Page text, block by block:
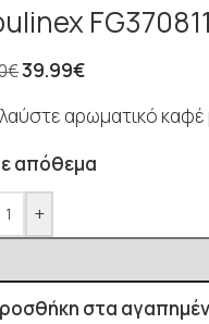
€39.99€
αρωματικό καφέ
απόθεμα
+
στα